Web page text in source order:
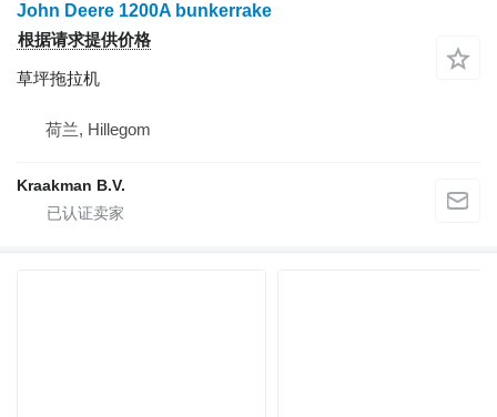
John Deere 1200A bunkerrake
根据请求提供价格
草坪拖拉机
荷兰, Hillegom
Kraakman B.V.